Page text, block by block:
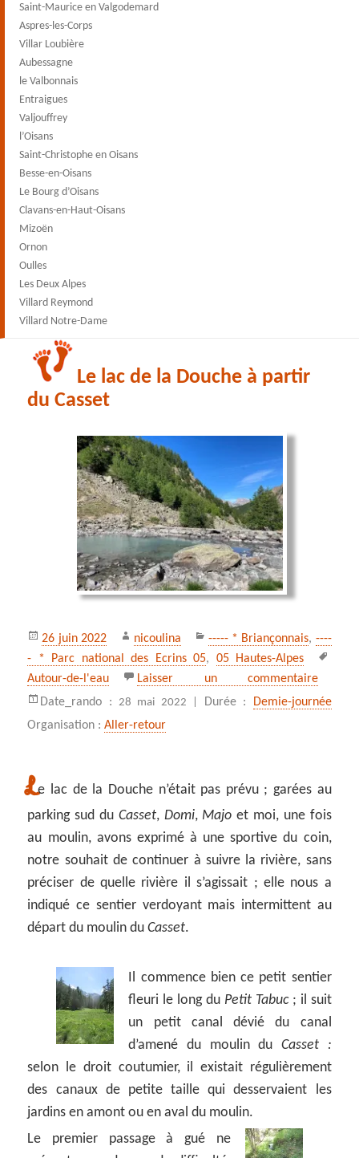
Saint-Maurice en Valgodemard
Aspres-les-Corps
Villar Loubière
Aubessagne
le Valbonnais
Entraigues
Valjouffrey
l’Oisans
Saint-Christophe en Oisans
Besse-en-Oisans
Le Bourg d’Oisans
Clavans-en-Haut-Oisans
Mizoën
Ornon
Oulles
Les Deux Alpes
Villard Reymond
Villard Notre-Dame
Le lac de la Douche à partir
du Casset
Publié
le
26 juin 2022 Auteur
nicoulina Catégories
----- * Briançonnais, ----
- * Parc national des Ecrins 05, 05 Hautes-Alpes
Autour-de-l'eau
Laisser un commentaire
Date_rando : 28 mai 2022 | Durée :
Demie-journée
Organisation :Aller-retour
Le lac de la Douche n’était pas prévu ; garées au
parking sud du Casset, Domi, Majo et moi, une fois
au moulin, avons exprimé à une sportive du coin,
notre souhait de continuer à suivre la rivière, sans
préciser de quelle rivière il s’agissait ; elle nous a
indiqué ce sentier verdoyant mais intermittent au
départ du moulin duCasset.
Il commence bien ce petit sentier
fleuri le long du Petit Tabuc; il suit
un petit canal dévié du canal
d’amené du moulin du Casset :
selon le droit coutumier, il existait régulièrement
des canaux de petite taille qui desservaient les
jardins en amont ou en aval du moulin.
Le premier passage à gué ne